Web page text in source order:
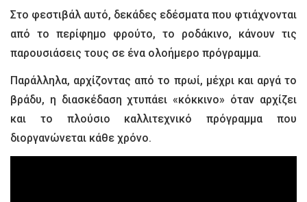
Στο φεστιβάλ αυτό, δεκάδες εδέσματα που φτιάχνονται
από το περίφημο φρούτο, το ροδάκινο, κάνουν τις
παρουσιάσεις τους σε ένα ολοήμερο πρόγραμμα.
Παράλληλα, αρχίζοντας από το πρωί, μέχρι και αργά το
βράδυ, η διασκέδαση χτυπάει «κόκκινο» όταν αρχίζει
και το πλούσιο καλλιτεχνικό πρόγραμμα που
διοργανώνεται κάθε χρόνο.